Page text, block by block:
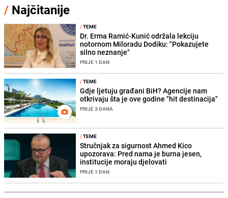
/ Najčitanije
/TEME
Dr. Erma Ramić-Kunić održala lekciju
notornom Miloradu Dodiku: "Pokazujete
silno neznanje"
PRIJE 1 DAN
/TEME
Gdje ljetuju građani BiH? Agencije nam
otkrivaju šta je ove godine "hit destinacija"
PRIJE 3 DANA
/TEME
Stručnjak za sigurnost Ahmed Kico
upozorava: Pred nama je burna jesen,
institucije moraju djelovati
PRIJE 1 DAN